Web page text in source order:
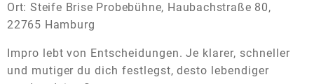
Ort: Steife Brise Probebühne, Haubachstraße 80,
22765 Hamburg
Impro lebt von Entscheidungen. Je klarer, schneller
und mutiger du dich festlegst, desto lebendiger